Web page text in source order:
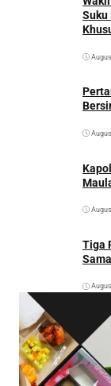
Suku
Tiga